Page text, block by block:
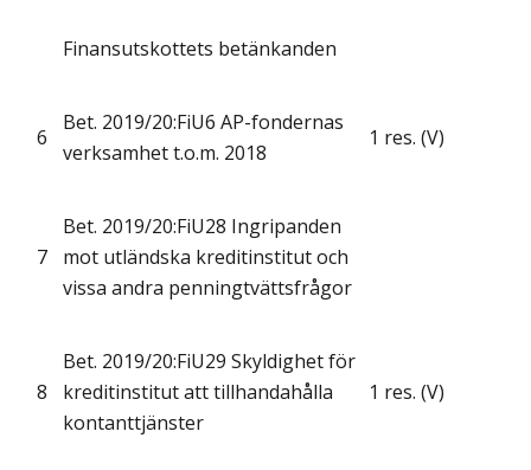
Finansutskottets betänkanden
6
Bet. 2019/20:FiU6 AP-fondernas
verksamhet t.o.m. 2018
1 res. (V)
7
Bet. 2019/20:FiU28 Ingripanden
mot utländska kreditinstitut och
vissa andra penningtvättsfrågor
8
Bet. 2019/20:FiU29 Skyldighet för
kreditinstitut att tillhandahålla
kontanttjänster
1 res. (V)